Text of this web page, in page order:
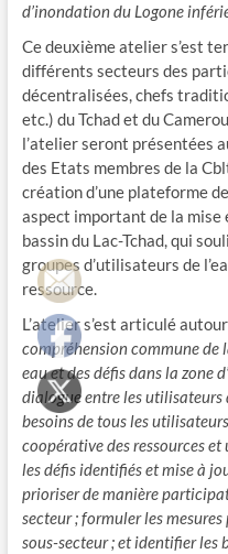
d’inondation du Logone
Ce deuxième atelier s’est
différents secteurs des
décentralisées, chefs
etc.) du Tchad et du
l’atelier seront présentées
des Etats membres de la
création d’une plateforme
aspect important de la mise
bassin du Lac-Tchad, qui
groupes d’utilisateurs de
ressource.
L’atelier s’est articulé
compréhension commune de
eau et des défis dans la zone
dialogue entre les utilisateurs
besoins de tous les
coopérative des ressources
les défis identifiés et mise à
prioriser de manière
secteur ; formuler les
sous-secteur ; et identifier les